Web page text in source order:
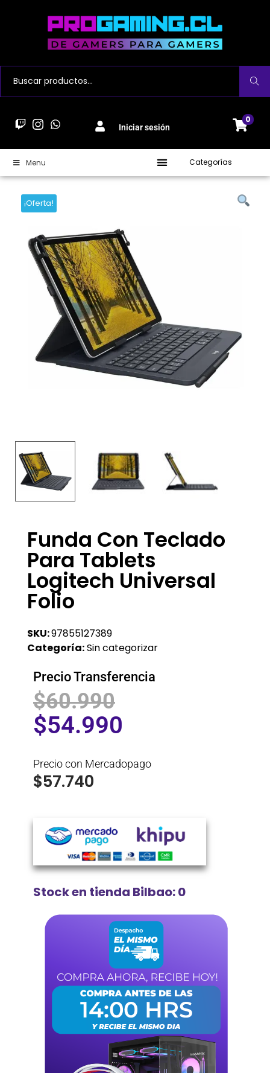
Buscar
Iniciar sesión
0
Menu Categorías
¡Oferta!
Funda Con Teclado
Para Tablets
Logitech Universal
Folio
SKU:97855127389
Categoría:Sin categorizar
Precio Transferencia
$60.990
$54.990
Precio con Mercadopago
$57.740
Stock en tienda Bilbao: 0